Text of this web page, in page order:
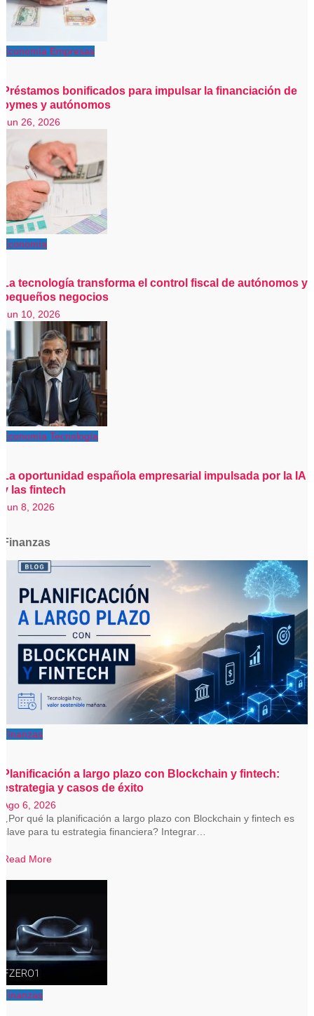
Economía Empresas
Préstamos bonificados para impulsar la financiación de
pymes y autónomos
Jun 26, 2026
Economía
La tecnología transforma el control fiscal de autónomos y
pequeños negocios
Jun 10, 2026
Economía Tecnología
La oportunidad española empresarial impulsada por la IA
y las fintech
Jun 8, 2026
Finanzas
Finanzas
Planificación a largo plazo con Blockchain y fintech:
estrategia y casos de éxito
Ago 6, 2026
¿Por qué la planificación a largo plazo con Blockchain y fintech es
clave para tu estrategia financiera? Integrar…
Read More
Finanzas